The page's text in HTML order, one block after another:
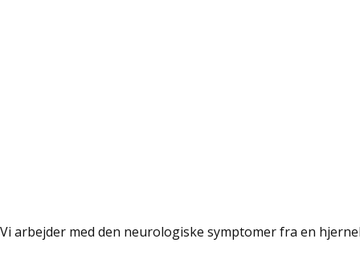
Vi arbejder med den neurologiske symptomer fra en